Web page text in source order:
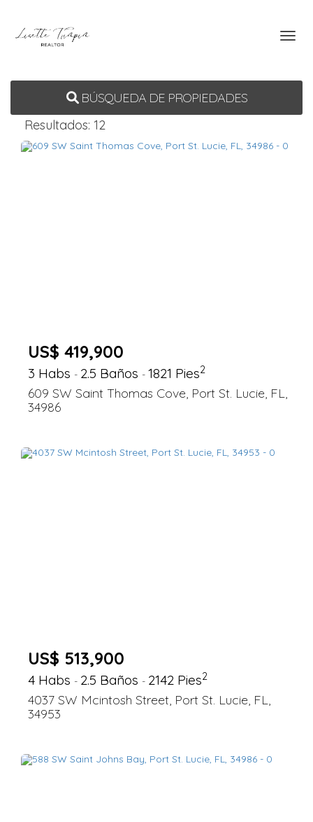
BÚSQUEDA DE PROPIEDADES
Resultados: 12
US$ 419,900
3 Habs - 2.5 Baños - 1821 Pies2
609 SW Saint Thomas Cove, Port St. Lucie, FL,
34986
US$ 513,900
4 Habs - 2.5 Baños - 2142 Pies2
4037 SW Mcintosh Street, Port St. Lucie, FL,
34953